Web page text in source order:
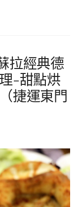
拉經典德
-甜點烘
捷運東門